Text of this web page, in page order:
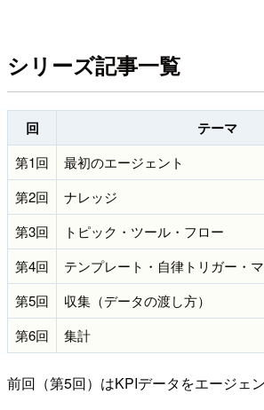
シリーズ記事一覧
回 テーマ
第1回 最初のエージェント
第2回
ナレッジ
第3回
トピック・ツール・フロー
第4回
テンプレート・自律トリガー・
第5回
収集（データの渡し方）
第6回
集計
前回（第5回）はKPIデータをエージェ